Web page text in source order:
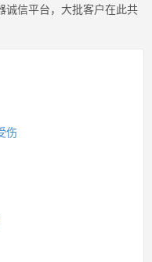
诚信平台，大批客户在此共
伤